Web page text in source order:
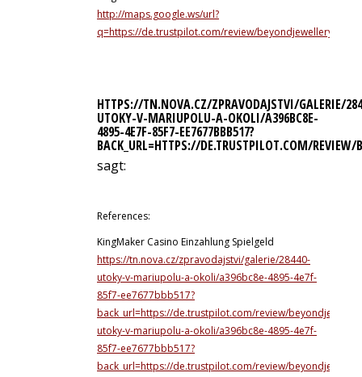
http://maps.google.ws/url?
q=https://de.trustpilot.com/review/beyondjewellery.de
HTTPS://TN.NOVA.CZ/ZPRAVODAJSTVI/GALERIE/
UTOKY-V-MARIUPOLU-A-OKOLI/A396BC8E-
4895-4E7F-85F7-EE7677BBB517?
BACK_URL=HTTPS://DE.TRUSTPILOT.COM/REVIEW/
sagt:
References:
KingMaker Casino Einzahlung Spielgeld
https://tn.nova.cz/zpravodajstvi/galerie/28440-
utoky-v-mariupolu-a-okoli/a396bc8e-4895-4e7f-
85f7-ee7677bbb517?
back_url=https://de.trustpilot.com/review/
utoky-v-mariupolu-a-okoli/a396bc8e-4895-4e7f-
85f7-ee7677bbb517?
back_url=https://de.trustpilot.com/review/